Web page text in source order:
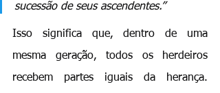
sucessão de seus ascendentes.”
Isso significa que, dentro de uma
mesma geração, todos os herdeiros
recebem partes iguais da herança.